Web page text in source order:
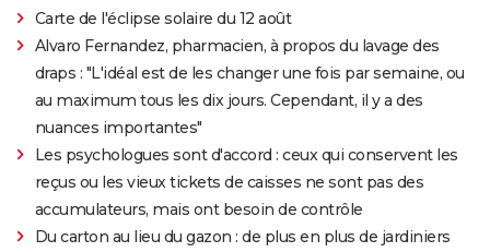
Carte de l'éclipse solaire du 12 août
Alvaro Fernandez, pharmacien, à propos du lavage des
draps : "L'idéal est de les changer une fois par semaine, ou
au maximum tous les dix jours. Cependant, il y a des
nuances importantes"
Les psychologues sont d'accord : ceux qui conservent les
reçus ou les vieux tickets de caisses ne sont pas des
accumulateurs, mais ont besoin de contrôle
Du carton au lieu du gazon : de plus en plus de jardiniers